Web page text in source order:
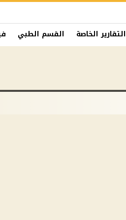
التقارير الخاصة القسم الطبي